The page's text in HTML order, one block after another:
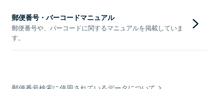
郵便番号・バーコードマニュアル
郵便番号や、バーコードに関するマニュアルを掲載していま
す。